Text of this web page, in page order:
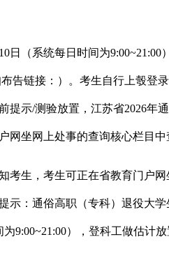
（系统每日时间为9:00~21:00
告链接：）。考生自行上彀登
提示/测验放置，江苏省2026年
网坐网上处事的查询核心栏目
生，考生可正在省教育门户网
示：通俗高职（专科）退役大
9:00~21:00），登科工做估计